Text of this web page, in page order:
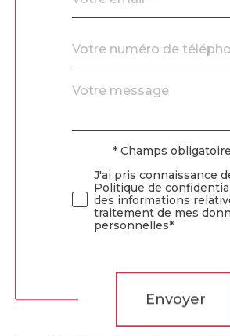
*
Fieldset
Message
*
Validation* Champs
J'ai pris connaissance
Politique de
des informations
traitement de mes
personnelles*
Envoyer